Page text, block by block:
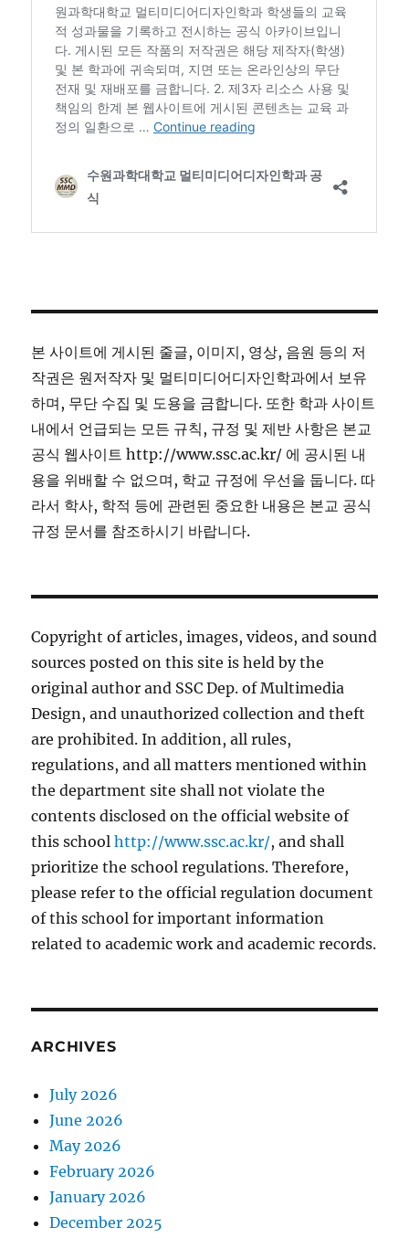
본 사이트에 게시된 줄글, 이미지, 영상, 음원 등의 저
작권은 원저작자 및 멀티미디어디자인학과에서 보유
하며, 무단 수집 및 도용을 금합니다. 또한 학과 사이트
내에서 언급되는 모든 규칙, 규정 및 제반 사항은 본교
공식 웹사이트 http://www.ssc.ac.kr/ 에 공시된 내
용을 위배할 수 없으며, 학교 규정에 우선을 둡니다. 따
라서 학사, 학적 등에 관련된 중요한 내용은 본교 공식
규정 문서를 참조하시기 바랍니다.
Copyright of articles, images, videos, and sound
sources posted on this site is held by the
original author and SSC Dep. of Multimedia
Design, and unauthorized collection and theft
are prohibited. In addition, all rules,
regulations, and all matters mentioned within
the department site shall not violate the
contents disclosed on the official website of
this schoolhttp://www.ssc.ac.kr/, and shall
prioritize the school regulations. Therefore,
please refer to the official regulation document
of this school for important information
related to academic work and academic records.
ARCHIVES
July 2026
June 2026
May 2026
February 2026
January 2026
December 2025